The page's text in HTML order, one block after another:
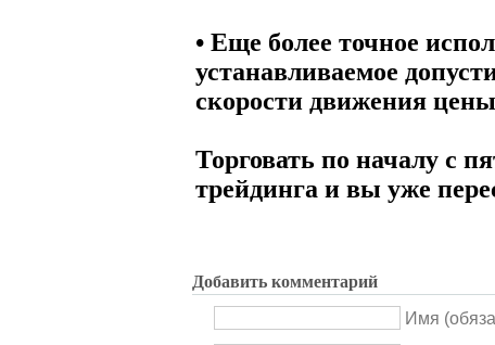
• Еще более точное
устанавливаемое
скорости движения
Торговать по началу с
трейдинга и вы уже
Добавить комментарий
Имя